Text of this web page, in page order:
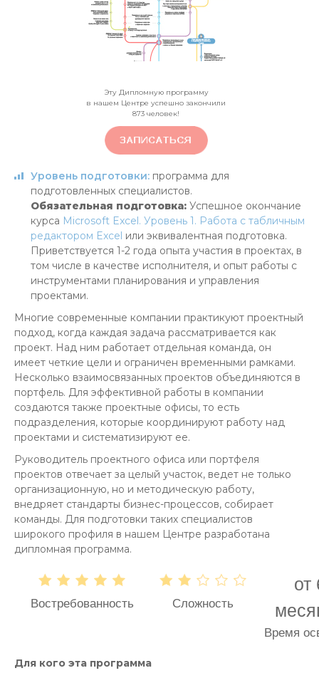
Эту Дипломную программу
в нашем Центре успешно закончили
873 человек!
Уровень подготовки: программа для
подготовленных специалистов.
Обязательная подготовка: Успешное окончание
курса Microsoft Excel. Уровень 1. Работа с табличным
редактором Excel или эквивалентная подготовка.
Приветствуется 1-2 года опыта участия в проектах, в
том числе в качестве исполнителя, и опыт работы с
инструментами планирования и управления
проектами.
Многие современные компании практикуют проектный
подход, когда каждая задача рассматривается как
проект. Над ним работает отдельная команда, он
имеет четкие цели и ограничен временными рамками.
Несколько взаимосвязанных проектов объединяются в
портфель. Для эффективной работы в компании
создаются также проектные офисы, то есть
подразделения, которые координируют работу над
проектами и систематизируют ее.
Руководитель проектного офиса или портфеля
проектов отвечает за целый участок, ведет не только
организационную, но и методическую работу,
внедряет стандарты бизнес-процессов, собирает
команды. Для подготовки таких специалистов
широкого профиля в нашем Центре разработана
дипломная программа.
Востребованность Сложность
от
Время
Для кого эта программа